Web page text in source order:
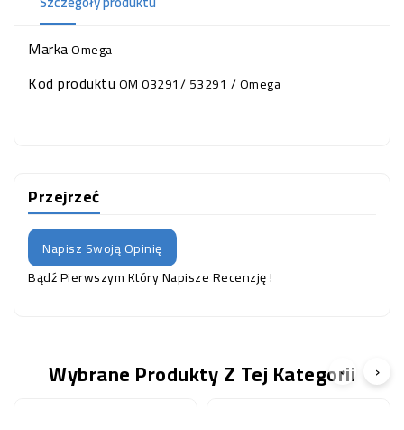
MarkaOmega
Kod produktuOM 03291/ 53291 / Omega
Przejrzeć
Napisz Swoją Opinię
Bądź Pierwszym Który Napisze Recenzję !
Wybrane Produkty Z Tej Kategorii
‹ ›